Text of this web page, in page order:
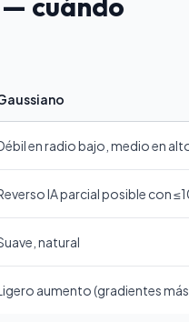
en radio bajo, medio en
IA parcial posible con
natural
aumento (gradientes